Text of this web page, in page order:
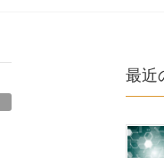
最近